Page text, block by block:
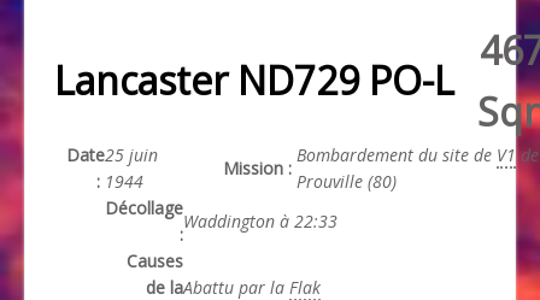
Lancaster ND729 PO-L
Date
:
25 juin
1944
Mission :
Bombardement du site de V1de
Prouville (80)
Décollage
:
Waddington à 22:33
Causes
de laAbattu par la Flak